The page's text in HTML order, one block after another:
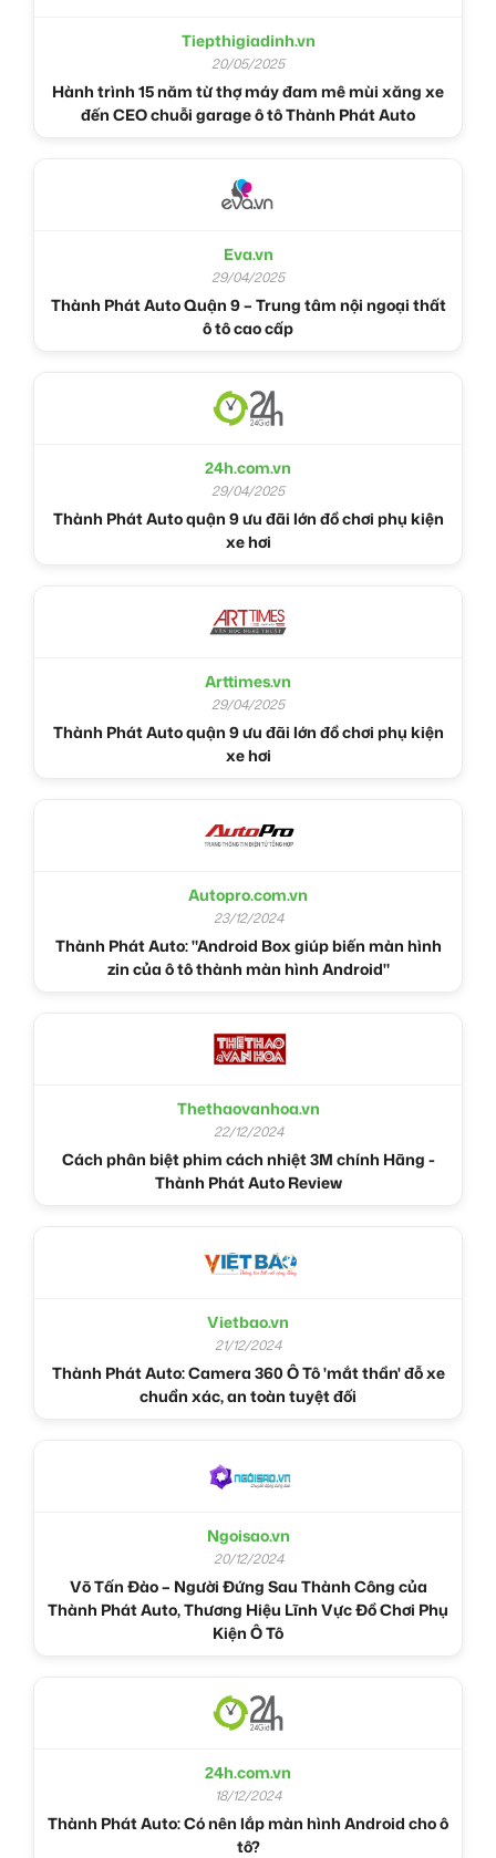
Tiepthigiadinh.vn
20/05/2025
Hành trình 15 năm từ thợ máy đam mê mùi xăng xe
đến CEO chuỗi garage ô tô Thành Phát Auto
Eva.vn
29/04/2025
Thành Phát Auto Quận 9 – Trung tâm nội ngoại thất
ô tô cao cấp
24h.com.vn
29/04/2025
Thành Phát Auto quận 9 ưu đãi lớn đồ chơi phụ kiện
xe hơi
Arttimes.vn
29/04/2025
Thành Phát Auto quận 9 ưu đãi lớn đồ chơi phụ kiện
xe hơi
Autopro.com.vn
23/12/2024
Thành Phát Auto: "Android Box giúp biến màn hình
zin của ô tô thành màn hình Android"
Thethaovanhoa.vn
22/12/2024
Cách phân biệt phim cách nhiệt 3M chính Hãng -
Thành Phát Auto Review
Vietbao.vn
21/12/2024
Thành Phát Auto: Camera 360 Ô Tô 'mắt thần' đỗ xe
chuẩn xác, an toàn tuyệt đối
Ngoisao.vn
20/12/2024
Võ Tấn Đào – Người Đứng Sau Thành Công của
Thành Phát Auto, Thương Hiệu Lĩnh Vực Đồ Chơi Phụ
Kiện Ô Tô
24h.com.vn
18/12/2024
Thành Phát Auto: Có nên lắp màn hình Android cho ô
tô?